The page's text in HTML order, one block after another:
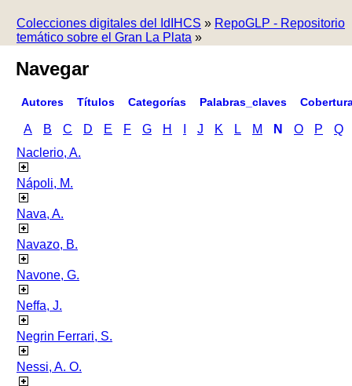
Colecciones digitales del IdIHCS » RepoGLP - Repositorio
temático sobre el Gran La Plata »
Navegar
Autores Títulos Categorías Palabras_claves
A B C D E F G H J K L M N O P
Q
Naclerio, A.
Nápoli, M.
Nava, A.
Navazo, B.
Navone, G.
Neffa, J.
Negrin Ferrari, S.
Nessi, A. O.